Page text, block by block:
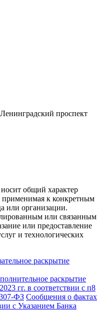
проспект
общий характер
применимая к конкретным
или организации.
или связанным
или предоставление
и технологических
раскрытие
раскрытие
гг. в соответствии с п8
ФЗ Сообщения о фактах
с Указанием Банка